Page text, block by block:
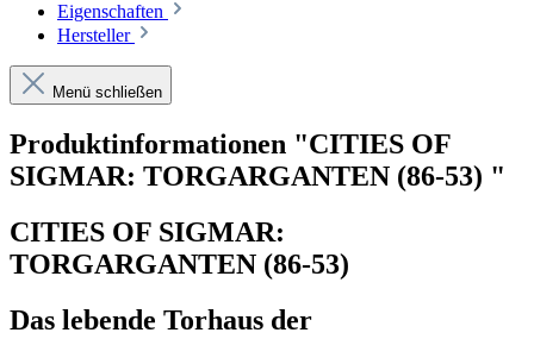
Eigenschaften
Hersteller
Menü schließen
Produktinformationen "CITIES OF
SIGMAR: TORGARGANTEN (86-53) "
CITIES OF SIGMAR:
TORGARGANTEN (86-53)
Das lebende Torhaus der